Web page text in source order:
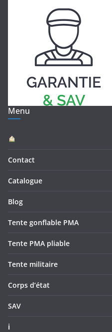
Menu
Contact
Catalogue
Blog
Tente gonflable PMA
Tente PMA pliable
Tente militaire
Corps d’état
SAV
ℹ